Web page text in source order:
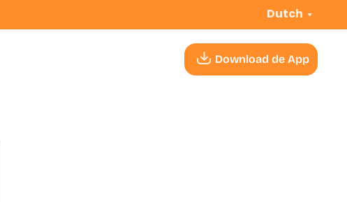
Dutch
Download de App